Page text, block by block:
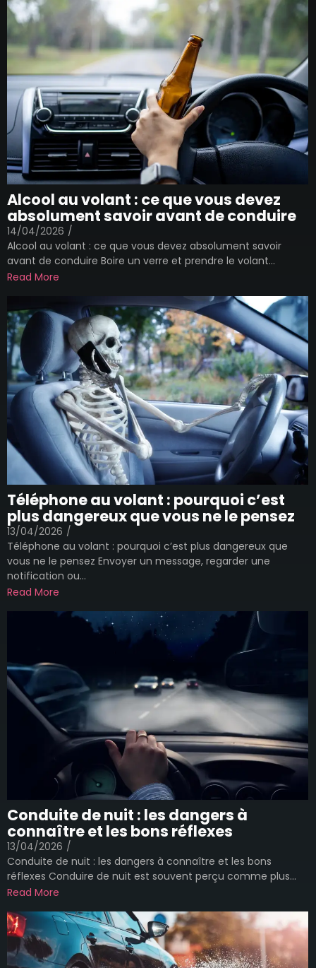
Alcool au volant : ce que vous devez
absolument savoir avant de conduire
14/04/2026 /
Alcool au volant : ce que vous devez absolument savoir
avant de conduire Boire un verre et prendre le volant...
Read More
Téléphone au volant : pourquoi c’est
plus dangereux que vous ne le pensez
13/04/2026 /
Téléphone au volant : pourquoi c’est plus dangereux que
vous ne le pensez Envoyer un message, regarder une
notification ou...
Read More
Conduite de nuit : les dangers à
connaître et les bons réflexes
13/04/2026 /
Conduite de nuit : les dangers à connaître et les bons
réflexes Conduire de nuit est souvent perçu comme plus...
Read More